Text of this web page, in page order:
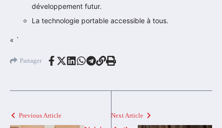
développement futur.
La technologie portable accessible à tous.
« `
Partager
Previous Article Next Article